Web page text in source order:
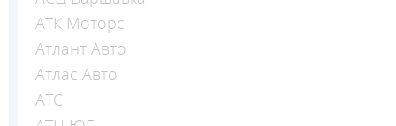
АТК Моторс
Атлант Авто
Атлас Авто
АТС